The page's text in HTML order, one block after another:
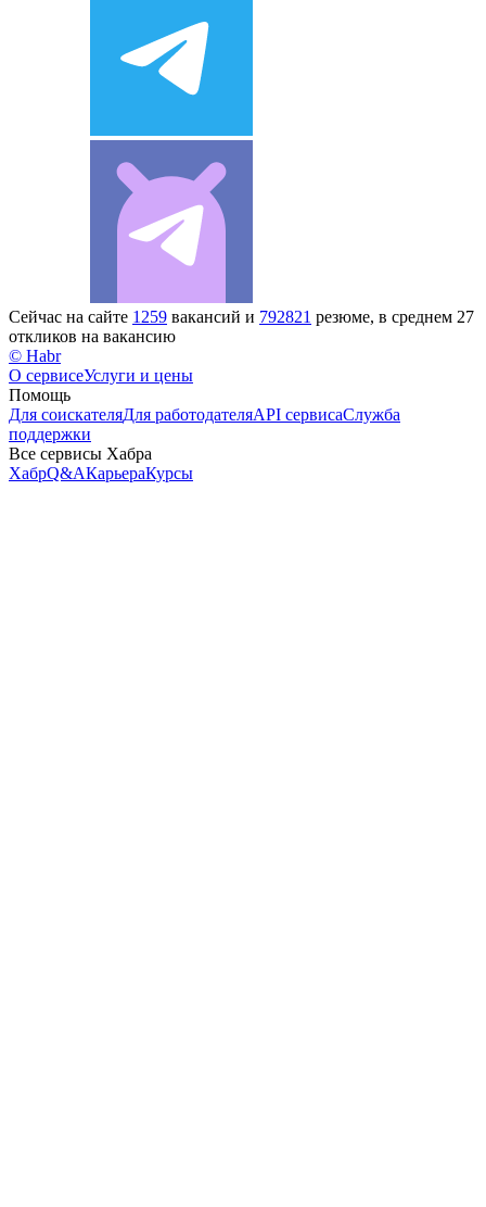
Сейчас на сайте 1259 вакансий и 792821 резюме, в среднем 27
откликов на вакансию
© Habr
О сервисеУслуги и цены
Помощь
Для соискателяДля работодателяAPI сервисаСлужба
поддержки
Все сервисы Хабра
ХабрQ&AКарьераКурсы